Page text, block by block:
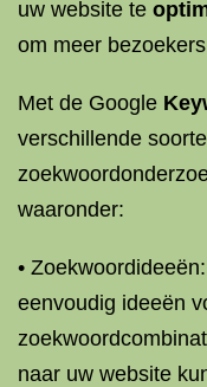
uw website te
om meer
Met de Google
verschillende
waaronder:
•
eenvoudig ideeën
naar uw website